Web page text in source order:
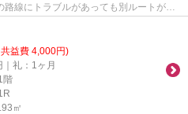
線にトラブルがあっても別ルートが使
益費 4,000円)
｜礼：1ヶ月
階
㎡